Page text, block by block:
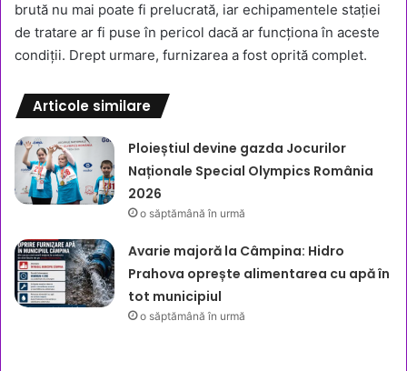
brută nu mai poate fi prelucrată, iar echipamentele stației
de tratare ar fi puse în pericol dacă ar funcționa în aceste
condiții. Drept urmare, furnizarea a fost oprită complet.
Articole similare
Ploieștiul devine gazda Jocurilor
Naționale Special Olympics România
2026
o săptămână în urmă
Avarie majoră la Câmpina: Hidro
Prahova oprește alimentarea cu apă în
tot municipiul
o săptămână în urmă